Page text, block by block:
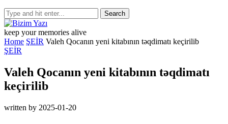
keep your memories alive
Home ŞEİR Valeh Qocanın yeni kitabının təqdimatı keçirilib
ŞEİR
Valeh Qocanın yeni kitabının təqdimatı
keçirilib
written by 2025-01-20